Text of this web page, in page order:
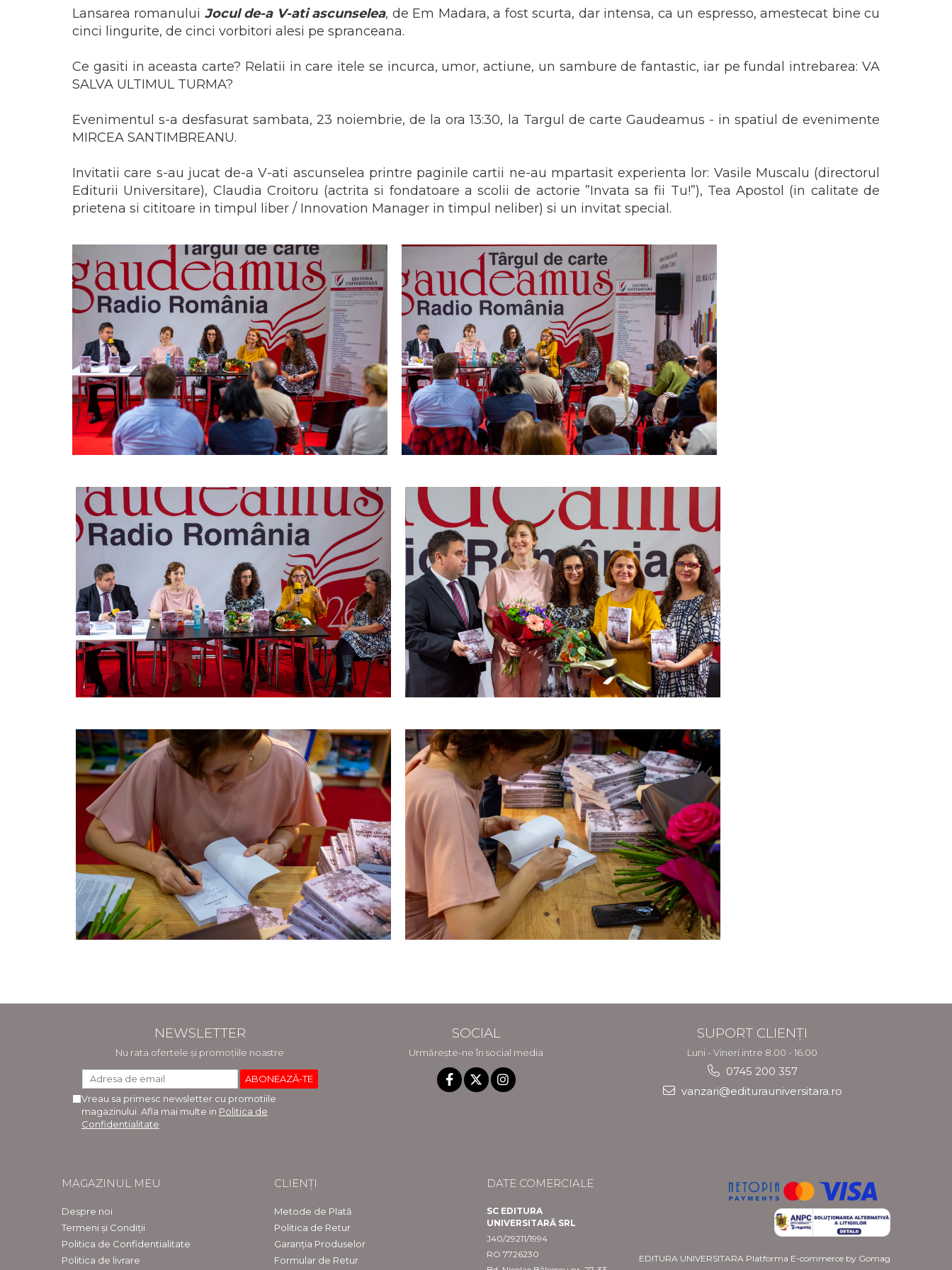
ADMINISTRATIVE
ȘTIINȚE ECONOMICE
EDUCAȚIE FIZICĂ ȘI SPORT
PREUNIVERSITARIA
ÎN CURS DE APARIȚIE
PROMOȚIILE LUNII
ULTIMELE EXEMPLARE
Cum Cumpăr
Formular de Retur
Lansarea romanului Jocul de-a V-ati ascunselea, de Em Madara, a fost scurta, dar intensa, ca un espresso, amestecat bine cu
cinci lingurite, de cinci vorbitori alesi pe spranceana.
Ce gasiti in aceasta carte? Relatii in care itele se incurca, umor, actiune, un sambure de fantastic, iar pe fundal intrebarea: VA
SALVA ULTIMUL TURMA?
Evenimentul s-a desfasurat sambata, 23 noiembrie, de la ora 13:30, la Targul de carte Gaudeamus - in spatiul de evenimente
MIRCEA SANTIMBREANU.
Invitatii care s-au jucat de-a V-ati ascunselea printre paginile cartii ne-au mpartasit experienta lor: Vasile Muscalu (directorul
Editurii Universitare), Claudia Croitoru (actrita si fondatoare a scolii de actorie ”Invata sa fii Tu!”), Tea Apostol (in calitate de
prietena si cititoare in timpul liber / Innovation Manager in timpul neliber) si un invitat special.
NEWSLETTER
Nu rata ofertele și promoțiile noastre
Vreau sa primesc newsletter cu promotiile
magazinului. Afla mai multe in Politica de
Confidentialitate
SOCIAL
Urmărește-ne în social media
SUPORT CLIENȚI
Luni - Vineri intre 8.00 - 16.00
0745 200 357
vanzari@editurauniversitara.ro
MAGAZINUL MEU
Despre noi
Termeni și Condiții
Politica de Confidentialitate
Politica de livrare
CLIENȚI
Metode de Plată
Politica de Retur
Garanția Produselor
Formular de Retur
DATE COMERCIALE
SC EDITURA
UNIVERSITARĂ SRL
J40/29211/1994
RO 7726230
EDITURA UNIVERSITARA Platforma E-commerce by Gomag